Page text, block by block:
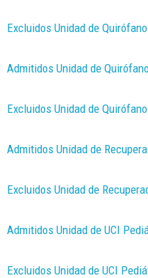
Excluidos Unidad de
Admitidos Unidad de
Excluidos Unidad de
Admitidos Unidad de
Excluidos Unidad de
Admitidos Unidad de UCI
Excluidos Unidad de UCI